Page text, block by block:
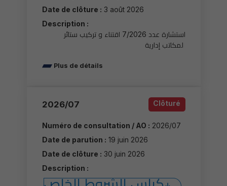
Date de clôture : 3 août 2026
Description :
استشارة عدد 7/2026 اقتناء و تركيب ستائر
Plus de détails
2026/07 Clôturé
Numéro de consultation / AO : 2026/07
Date de parution : 19 juin 2026
Date de clôture : 30 juin 2026
Description :